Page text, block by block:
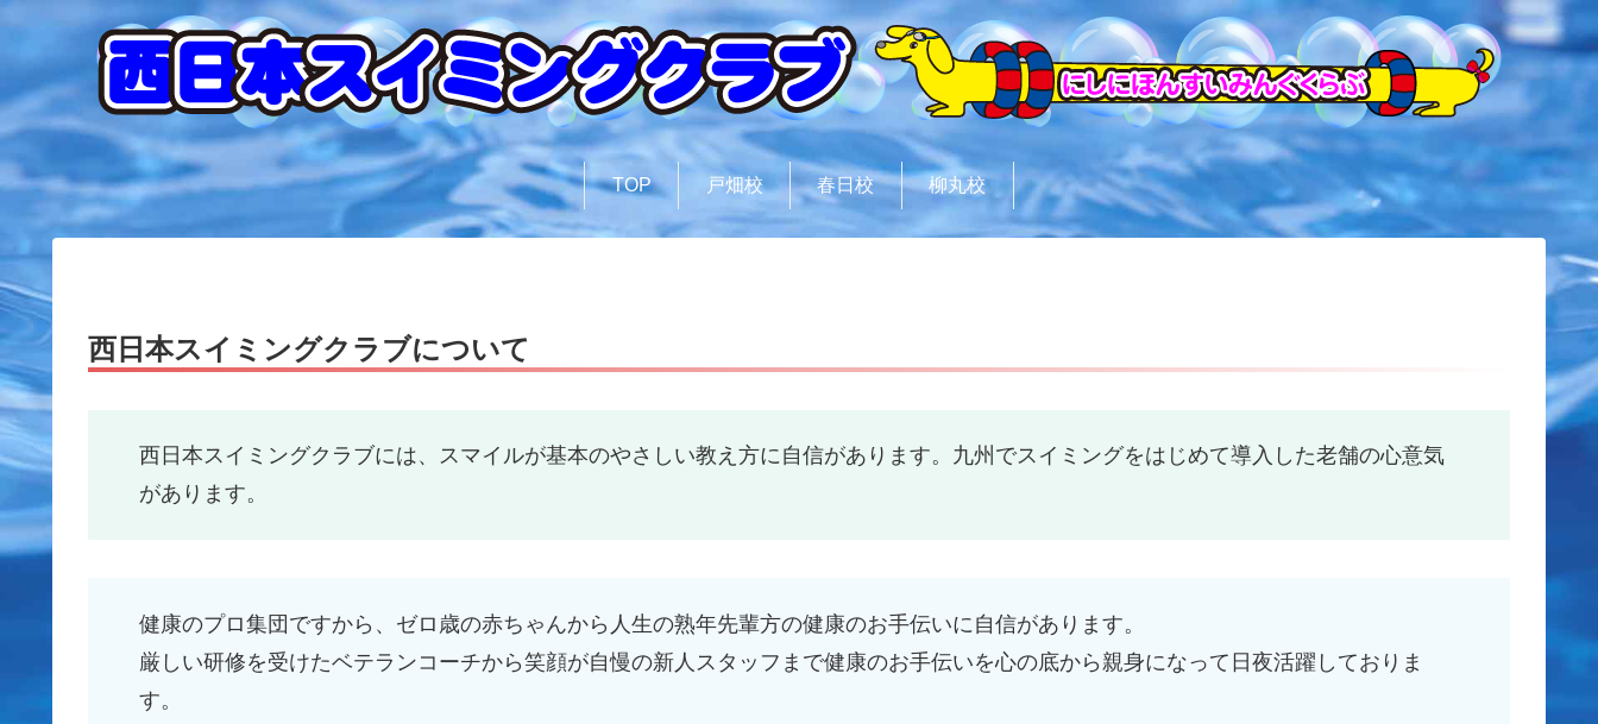
TOP 戸畑校 春日校 柳丸校
西日本スイミングクラブについて
西日本スイミングクラブには、スマイルが基本のやさしい教え方に自信があります。九州でスイミングをはじめて導入した老舗の心意気
があります。
健康のプロ集団ですから、ゼロ歳の赤ちゃんから人生の熟年先輩方の健康のお手伝いに自信があります。
厳しい研修を受けたベテランコーチから笑顔が自慢の新人スタッフまで健康のお手伝いを心の底から親身になって日夜活躍しておりま
す。